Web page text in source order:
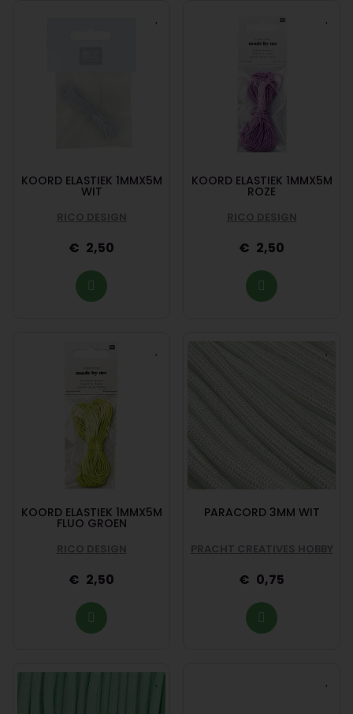
KOORD ELASTIEK 1MMX5M
WIT
RICO DESIGN
2,50
KOORD ELASTIEK 1MMX5M
ROZE
RICO DESIGN
2,50
KOORD ELASTIEK 1MMX5M
FLUO GROEN
RICO DESIGN
2,50
PARACORD 3MM WIT
PRACHT CREATIVES HOBBY
0,75